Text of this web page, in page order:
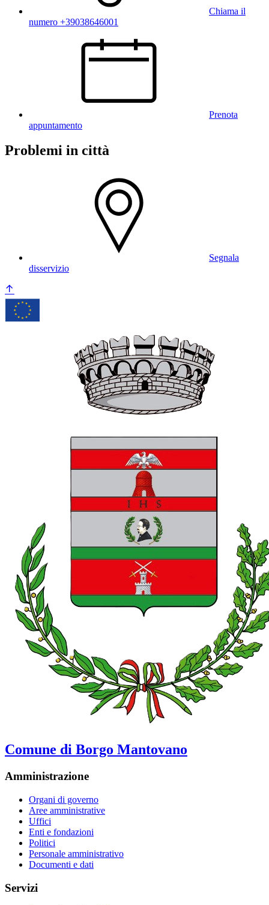
Chiama il
numero +39038646001
Prenota
appuntamento
Problemi in città
Segnala
disservizio
Comune di Borgo Mantovano
Amministrazione
Organi di governo
Aree amministrative
Uffici
Enti e fondazioni
Politici
Personale amministrativo
Documenti e dati
Servizi